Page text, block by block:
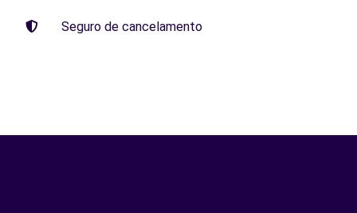
Seguro de cancelamento